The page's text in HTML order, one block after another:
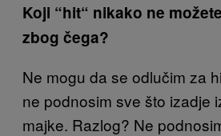
Koji “hit“ nikako ne
zbog čega?
Ne mogu da se odlučim za
ne podnosim sve što izadje
majke. Razlog? Ne